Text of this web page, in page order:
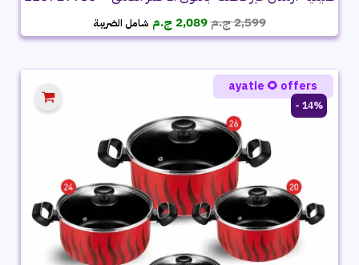
2,599ج.مالسعر
الأصلي
2,599 ج.م.
2,089 ج.م السعر
الحالي
2,089 ج.م.
شامل الضريبة
14% -
ayatie 🌻 offers